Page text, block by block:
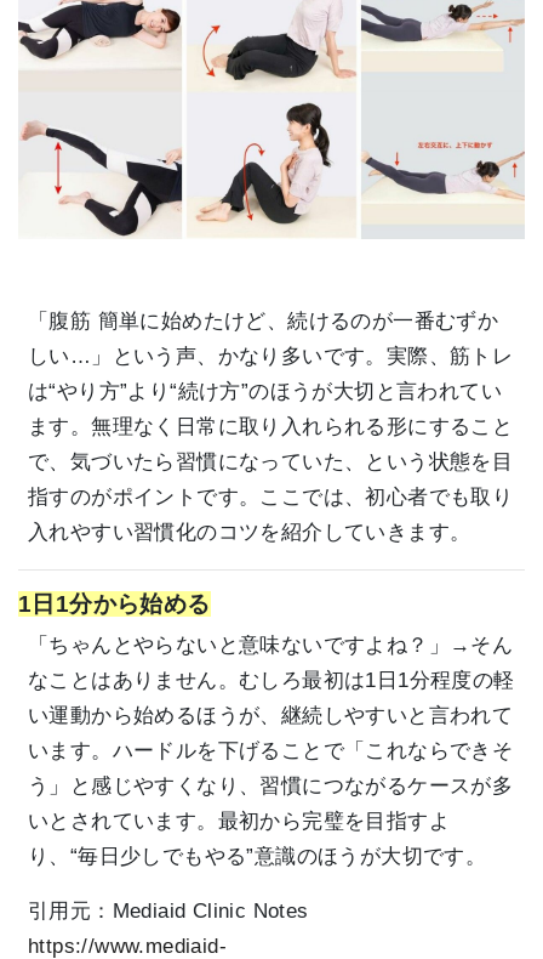
「腹筋 簡単に始めたけど、続けるのが一番むずか
しい…」という声、かなり多いです。実際、筋トレ
は“やり方”より“続け方”のほうが大切と言われてい
ます。無理なく日常に取り入れられる形にすること
で、気づいたら習慣になっていた、という状態を目
指すのがポイントです。ここでは、初心者でも取り
入れやすい習慣化のコツを紹介していきます。
1日1分から始める
「ちゃんとやらないと意味ないですよね？」→そん
なことはありません。むしろ最初は1日1分程度の軽
い運動から始めるほうが、継続しやすいと言われて
います。ハードルを下げることで「これならできそ
う」と感じやすくなり、習慣につながるケースが多
いとされています。最初から完璧を目指すよ
り、“毎日少しでもやる”意識のほうが大切です。
引用元： Mediaid Clinic Notes
https://www.mediaid-